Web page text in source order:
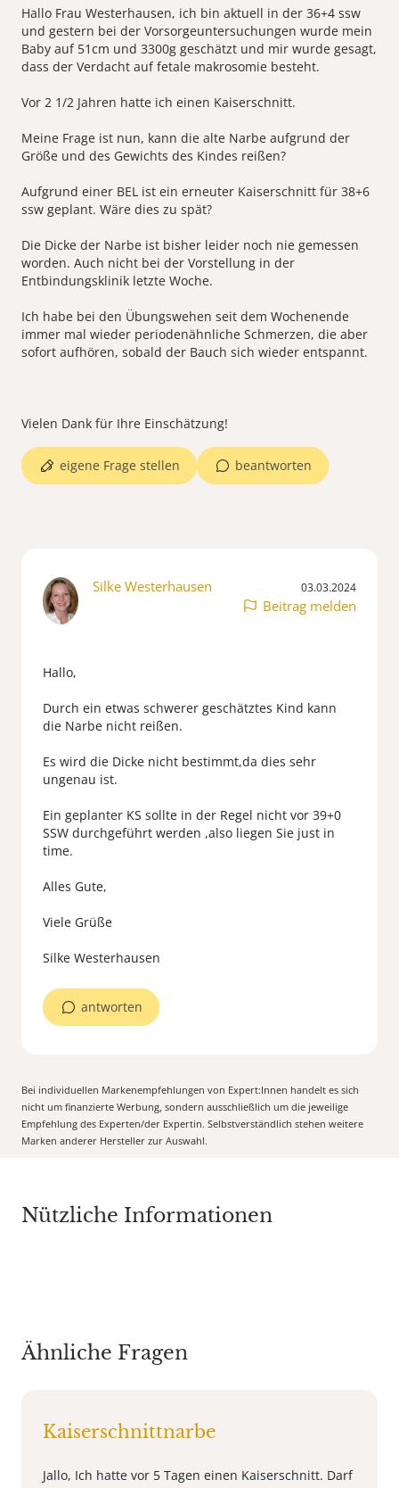
Hallo Frau Westerhausen, ich bin aktuell in der 36+4 ssw
und gestern bei der Vorsorgeuntersuchungen wurde mein
Baby auf 51cm und 3300g geschätzt und mir wurde gesagt,
dass der Verdacht auf fetale makrosomie besteht.
Vor 2 1/2 Jahren hatte ich einen Kaiserschnitt.
Meine Frage ist nun, kann die alte Narbe aufgrund der
Größe und des Gewichts des Kindes reißen?
Aufgrund einer BEL ist ein erneuter Kaiserschnitt für 38+6
ssw geplant. Wäre dies zu spät?
Die Dicke der Narbe ist bisher leider noch nie gemessen
worden. Auch nicht bei der Vorstellung in der
Entbindungsklinik letzte Woche.
Ich habe bei den Übungswehen seit dem Wochenende
immer mal wieder periodenähnliche Schmerzen, die aber
sofort aufhören, sobald der Bauch sich wieder entspannt.
beantworten
eigene Frage stellen
Silke Westerhausen 03.03.2024
Beitrag melden
Hallo,
Durch ein etwas schwerer geschätztes Kind kann
die Narbe nicht reißen.
Es wird die Dicke nicht bestimmt,da dies sehr
ungenau ist.
Ein geplanter KS sollte in der Regel nicht vor 39+0
SSW durchgeführt werden ,also liegen Sie just in
time.
Alles Gute,
Viele Grüße
antworten
Bei individuellen Markenempfehlungen von Expert:Innen handelt es sich
nicht um finanzierte Werbung, sondern ausschließlich um die jeweilige
Empfehlung des Experten/der Expertin. Selbstverständlich stehen weitere
Marken anderer Hersteller zur Auswahl.
Nützliche Informationen
Ähnliche Fragen
Kaiserschnittnarbe
Jallo, Ich hatte vor 5 Tagen einen Kaiserschnitt. Darf